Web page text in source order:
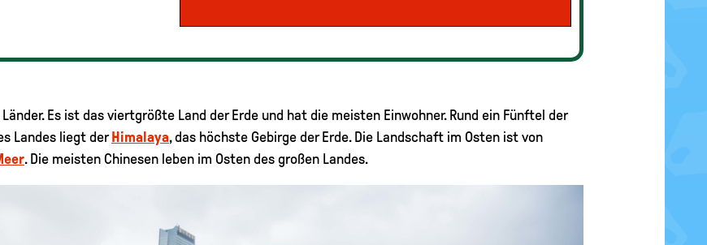
Es ist das viertgrößte Land der Erde und hat die meisten Einwohner. Rund ein Fünftel der
Landes liegt der Himalaya, das höchste Gebirge der Erde. Die Landschaft im Osten ist von
. Die meisten Chinesen leben im Osten des großen Landes.